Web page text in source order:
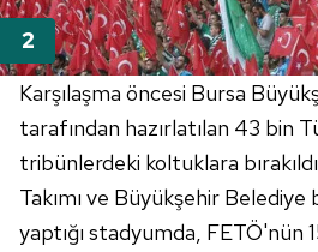
Karşılaşma öncesi Bursa
tarafından hazırlatılan 43 bin
tribünlerdeki koltuklara
Takımı ve Büyükşehir
yaptığı stadyumda, FETÖ'nün